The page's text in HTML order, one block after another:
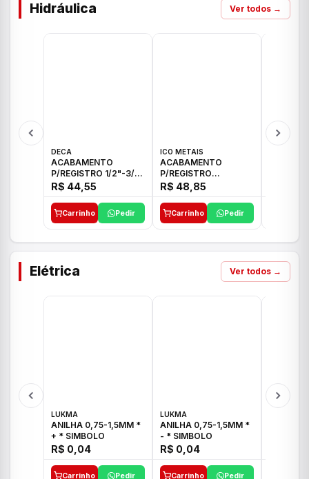
Hidráulica Ver todos →
DECA
ACABAMENTO
P/REGISTRO 1/2"-3/4"
E 1"C21.PQ DECA
R$ 44,55
Carrinho Pedir
ICO METAIS
ACABAMENTO
P/REGISTRO
1/2"-3/4"-1" ACB M
CS 33 ICO
R$ 48,85
Carrinho Pedir
Elétrica Ver todos →
LUKMA
ANILHA 0,75-1,5MM *
+ * SIMBOLO
R$ 0,04
Carrinho Pedir
LUKMA
ANILHA 0,75-1,5MM *
- * SIMBOLO
R$ 0,04
Carrinho Pedir